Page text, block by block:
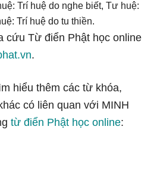
Trí huệ do nghe biết, Tư huệ:
Trí huệ do tu thiền.
cứu Từ điển Phật học online
.
hiểu thêm các từ khóa,
có liên quan với MINH
từ điển Phật học online: